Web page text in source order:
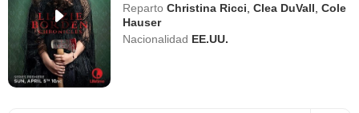
Reparto Christina Ricci ,Clea DuVall ,Cole
Hauser
Nacionalidad EE.UU.